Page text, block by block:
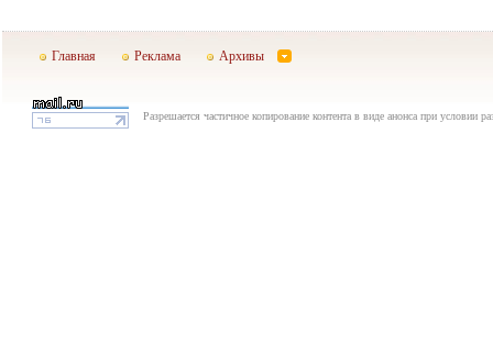
Главная Реклама Архивы
Разрешается частичное копирование контента в виде анонса при условии